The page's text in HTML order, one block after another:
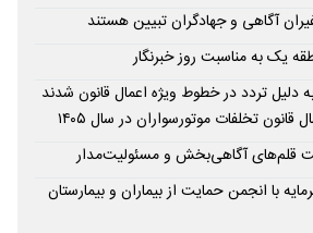
آگاهی و جهادگران تبیین هستند
یک به مناسبت روز خبرنگار
به دلیل تردد در خطوط ویژه اعمال قانون شدند
قلم‌های آگاهی‌بخش و مسئولیت‌مدار
با انجمن حمایت از بیماران و بیمارستان